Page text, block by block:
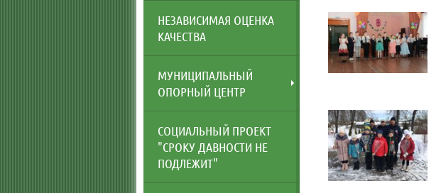
НЕЗАВИСИМАЯ ОЦЕНКА
КАЧЕСТВА
МУНИЦИПАЛЬНЫЙ
ОПОРНЫЙ ЦЕНТР
СОЦИАЛЬНЫЙ ПРОЕКТ
"СРОКУ ДАВНОСТИ НЕ
ПОДЛЕЖИТ"